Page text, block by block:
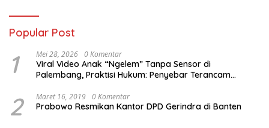
Popular Post
1 Mei 28, 2026 0 Komentar
Viral Video Anak “Ngelem” Tanpa Sensor di
Palembang, Praktisi Hukum: Penyebar Terancam
2 Maret 16, 2019 0 Komentar
Prabowo Resmikan Kantor DPD Gerindra di Banten